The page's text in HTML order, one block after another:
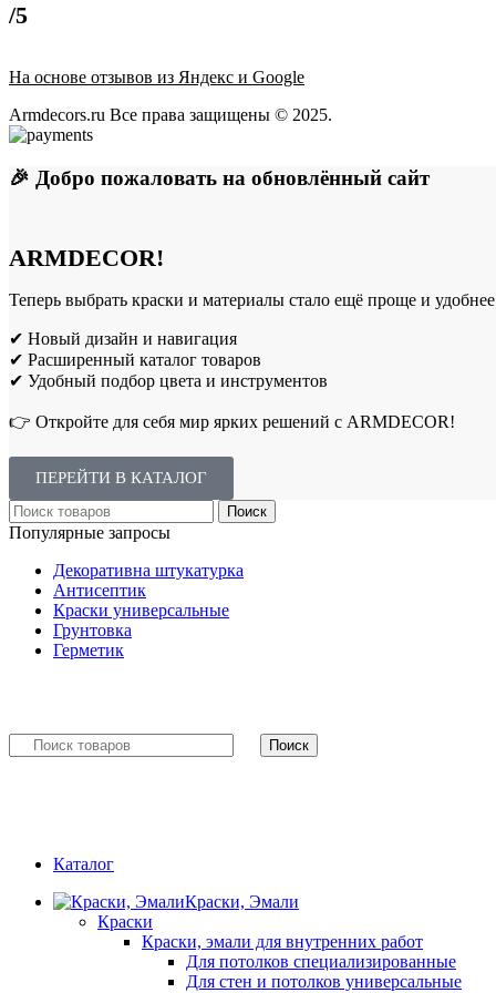
/5
На основе отзывов из Яндекс и Google
Armdecors.ru Все права защищены © 2025. ​
🎉 Добро пожаловать на обновлённый сайт
ARMDECOR!
Теперь выбрать краски и материалы стало ещё проще и
✔ Новый дизайн и навигация
✔ Расширенный каталог товаров
✔ Удобный подбор цвета и инструментов
👉 Откройте для себя мир ярких решений с ARMDECOR!
ПЕРЕЙТИ В КАТАЛОГ
Поиск
Популярные запросы
Декоративна штукатурка
Антисептик
Краски универсальные
Грунтовка
Герметик
Поиск
Каталог
Краски, Эмали
Краски
Краски, эмали для внутренних работ
Для потолков специализированные
Для стен и потолков универсальные